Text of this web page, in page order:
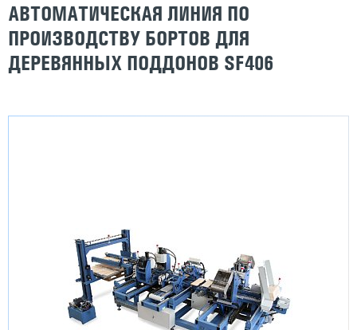
АВТОМАТИЧЕСКАЯ ЛИНИЯ ПО
ПРОИЗВОДСТВУ БОРТОВ ДЛЯ
ДЕРЕВЯННЫХ ПОДДОНОВ SF406